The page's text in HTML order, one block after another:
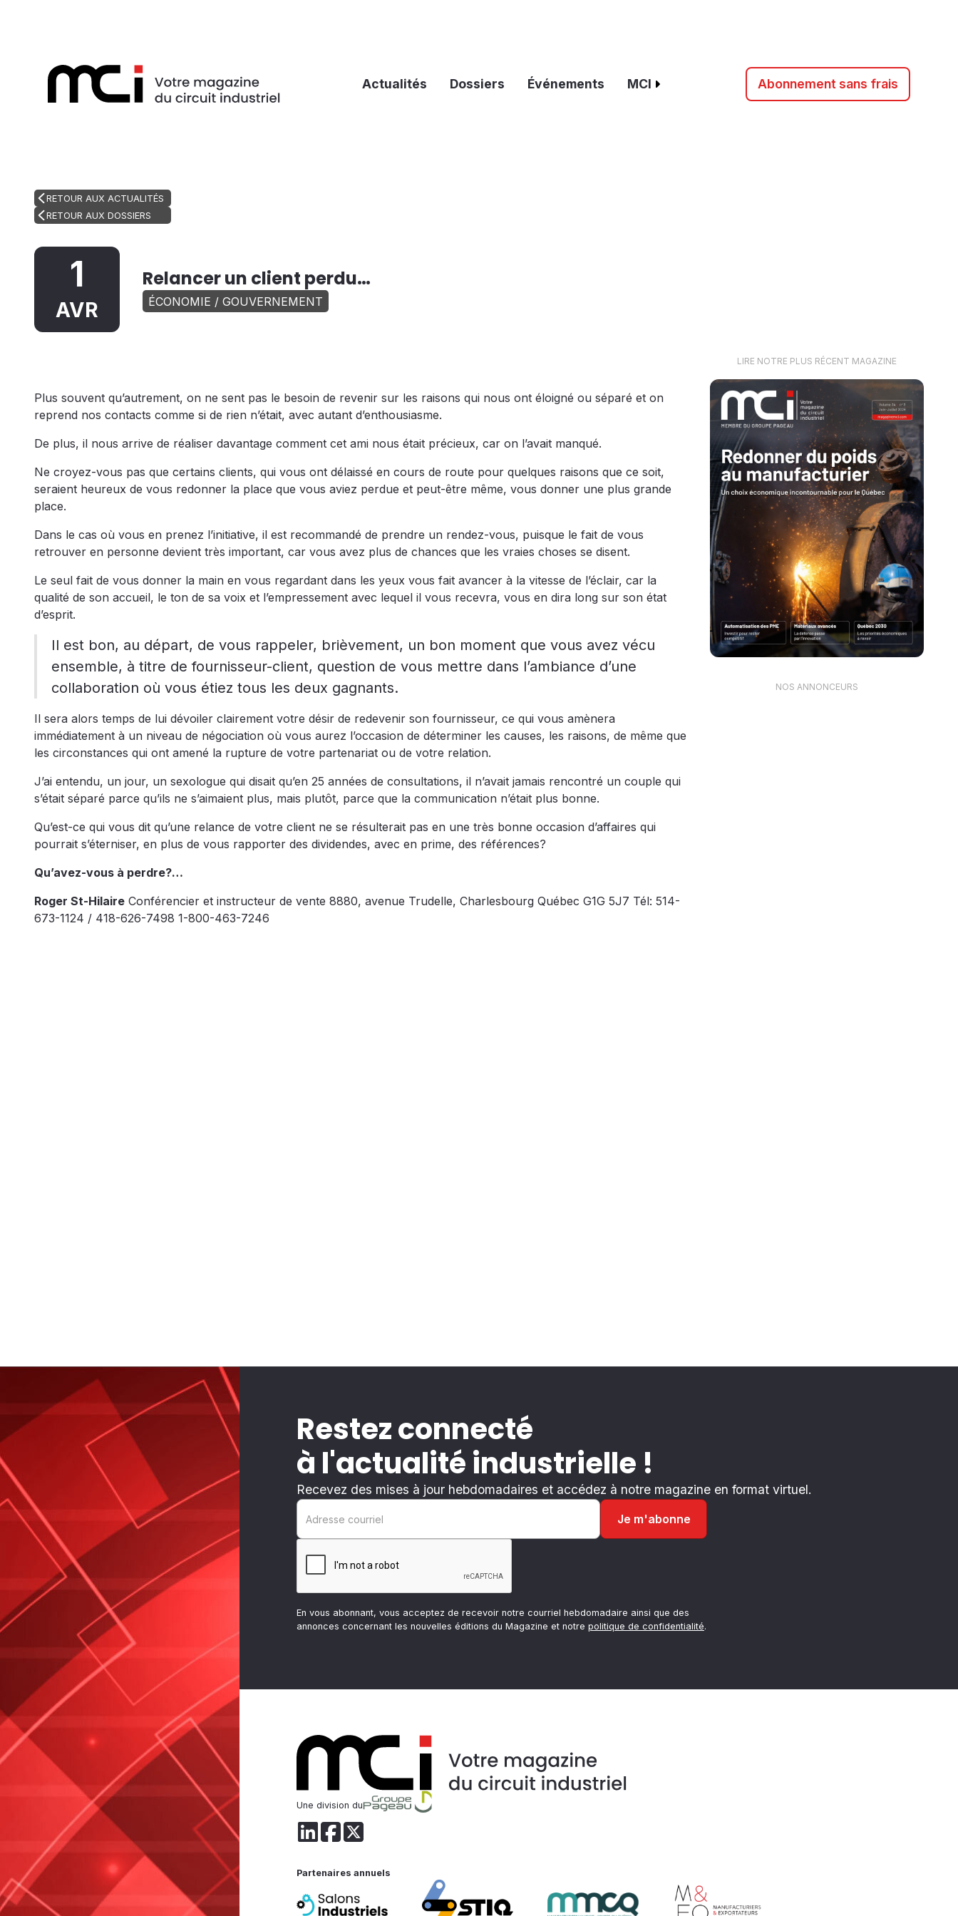
Actualités Dossiers Événements MCI Abonnement sans frais
RETOUR AUX ACTUALITÉS
RETOUR AUX DOSSIERS
1
AVR
Relancer un client perdu…
ÉCONOMIE / GOUVERNEMENT
Plus souvent qu’autrement, on ne sent pas le besoin de revenir sur les raisons qui nous ont éloigné ou séparé et on
reprend nos contacts comme si de rien n’était, avec autant d’enthousiasme.
De plus, il nous arrive de réaliser davantage comment cet ami nous était précieux, car on l’avait manqué.
Ne croyez-vous pas que certains clients, qui vous ont délaissé en cours de route pour quelques raisons que ce soit,
seraient heureux de vous redonner la place que vous aviez perdue et peut-être même, vous donner une plus grande
place.
Dans le cas où vous en prenez l’initiative, il est recommandé de prendre un rendez-vous, puisque le fait de vous
retrouver en personne devient très important, car vous avez plus de chances que les vraies choses se disent.
Le seul fait de vous donner la main en vous regardant dans les yeux vous fait avancer à la vitesse de l’éclair, car la
qualité de son accueil, le ton de sa voix et l’empressement avec lequel il vous recevra, vous en dira long sur son état
d’esprit.
Il est bon, au départ, de vous rappeler, brièvement, un bon moment que vous avez vécu
ensemble, à titre de fournisseur-client, question de vous mettre dans l’ambiance d’une
collaboration où vous étiez tous les deux gagnants.
Il sera alors temps de lui dévoiler clairement votre désir de redevenir son fournisseur, ce qui vous amènera
immédiatement à un niveau de négociation où vous aurez l’occasion de déterminer les causes, les raisons, de même que
les circonstances qui ont amené la rupture de votre partenariat ou de votre relation.
J’ai entendu, un jour, un sexologue qui disait qu’en 25 années de consultations, il n’avait jamais rencontré un couple qui
s’était séparé parce qu’ils ne s’aimaient plus, mais plutôt, parce que la communication n’était plus bonne.
Qu’est-ce qui vous dit qu’une relance de votre client ne se résulterait pas en une très bonne occasion d’affaires qui
pourrait s’éterniser, en plus de vous rapporter des dividendes, avec en prime, des références?
Qu’avez-vous à perdre?…
Roger St-Hilaire Conférencier et instructeur de vente 8880, avenue Trudelle, Charlesbourg Québec G1G 5J7 Tél: 514-
673-1124 / 418-626-7498 1-800-463-7246
LIRE NOTRE PLUS RÉCENT MAGAZINE
NOS ANNONCEURS
Restez connecté
à l'actualité industrielle !
Recevez des mises à jour hebdomadaires et accédez à notre magazine en format virtuel.
En vous abonnant, vous acceptez de recevoir notre courriel hebdomadaire ainsi que des
annonces concernant les nouvelles éditions du Magazine et notre politique de confidentialité.
Une division du
Partenaires annuels